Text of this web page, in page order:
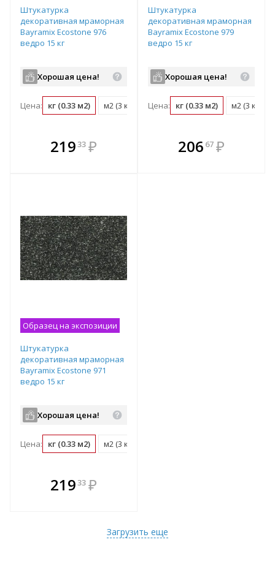
Штукатурка
декоративная мраморная
Bayramix Ecostone 976
ведро 15 кг
Хорошая цена!
Цена: кг (0.33 м2) м2 (3 кг) ведро (15 кг)
21933 ₽
В комплекте
всегда выгоднее!
Штукатурка
декоративная мраморная
Bayramix Ecostone 979
ведро 15 кг
Хорошая цена!
Цена: кг (0.33 м2) м2 (3 кг)
В комплекте
всегда выгоднее!
206 67 ₽
Образец на экспозиции
Штукатурка
декоративная мраморная
Bayramix Ecostone 971
ведро 15 кг
Хорошая цена!
Цена: кг (0.33 м2) м2 (3 кг)
21933 ₽
Загрузить еще